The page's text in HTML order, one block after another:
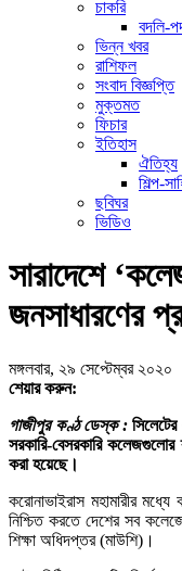
চাকরি
বদলি-
ভিন্ন খবর
রাশিফল
সংবাদ বিজ্ঞপ্তি
মুক্তমত
ফিচার
ইতিহাস
ঐতিহ্য
শিল্প-
ছবিঘর
ভিডিও
সারাদেশে
জনসাধারণের
মঙ্গলবার, ২৯ সেপ্টেম্বর ২০২০
শেয়ার করুন:
গাজীপুর কণ্ঠ ডেস্ক :সিলেটের
সরকারি-বেসরকারি কলেজগুলোর
করা হয়েছে।
করোনাভাইরাস মহামারীর
নিশ্চিত করতে দেশের সব
শিক্ষা অধিদপ্তর (মাউশি)।